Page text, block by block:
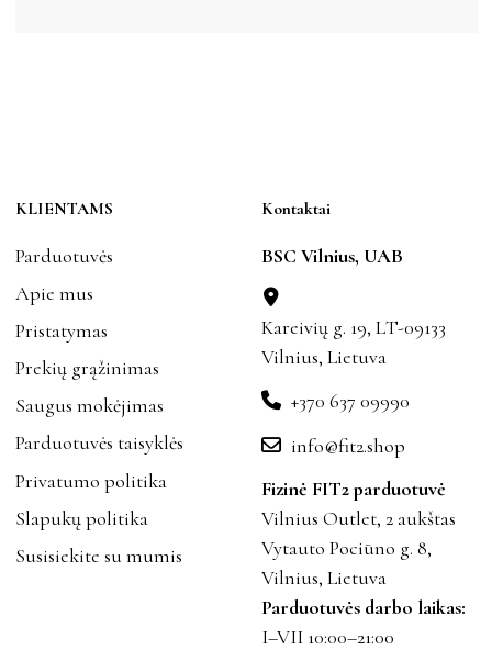
KLIENTAMS
Parduotuvės
Apie mus
Pristatymas
Prekių grąžinimas
Saugus mokėjimas
Parduotuvės taisyklės
Privatumo politika
Slapukų politika
Susisiekite su mumis
Kontaktai
BSC Vilnius, UAB
Kareivių g. 19, LT-09133
Vilnius, Lietuva
+370 637 09990
info@fit2.shop
Fizinė FIT2 parduotuvė
Vilnius Outlet, 2 aukštas
Vytauto Pociūno g. 8,
Vilnius, Lietuva
Parduotuvės darbo laikas:
I–VII 10:00–21:00